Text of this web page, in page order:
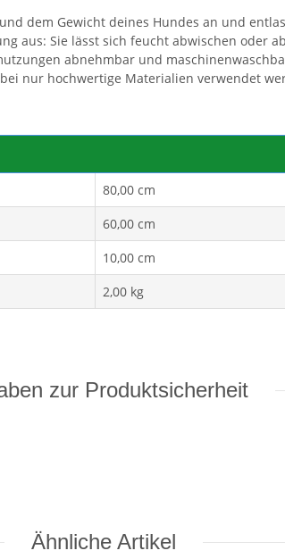
dem Gewicht deines Hundes an und
aus: Sie lässt sich feucht abwischen oder
abnehmbar und
nur hochwertige Materialien verwendet
80,00 cm
60,00 cm
10,00 cm
2,00 kg
zur Produktsicherheit
Ähnliche Artikel